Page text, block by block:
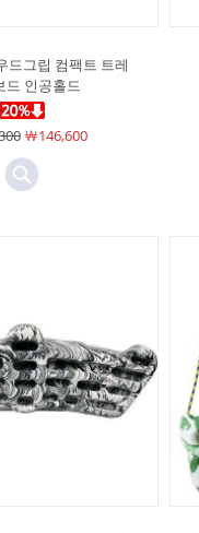
드그립 컴팩트 트레
드 인공홀드
￦146,600